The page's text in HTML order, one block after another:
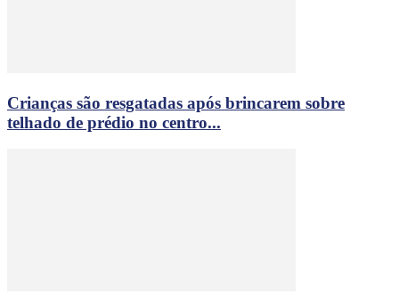
Crianças são resgatadas após brincarem sobre
telhado de prédio no centro...